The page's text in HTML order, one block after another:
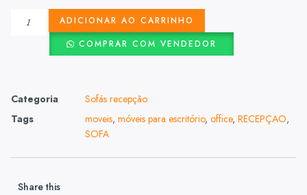
ADICIONAR AO CARRINHO
COMPRAR COM VENDEDOR
Categoria
Sofás recepção
Tags
moveis, móveis para escritório, office, RECEPÇAO,
SOFA
Share this